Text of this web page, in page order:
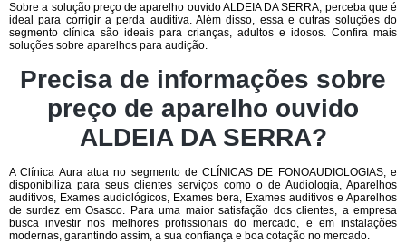
Sobre a solução preço de aparelho ouvido ALDEIA DA SERRA, perceba que é
ideal para corrigir a perda auditiva. Além disso, essa e outras soluções do
segmento clínica são ideais para crianças, adultos e idosos. Confira mais
soluções sobre aparelhos para audição.
Precisa de informações sobre
preço de aparelho ouvido
ALDEIA DA SERRA?
A Clínica Aura atua no segmento de CLÍNICAS DE FONOAUDIOLOGIAS, e
disponibiliza para seus clientes serviços como o de Audiologia, Aparelhos
auditivos, Exames audiológicos, Exames bera, Exames auditivos e Aparelhos
de surdez em Osasco. Para uma maior satisfação dos clientes, a empresa
busca investir nos melhores profissionais do mercado, e em instalações
modernas, garantindo assim, a sua confiança e boa cotação no mercado.